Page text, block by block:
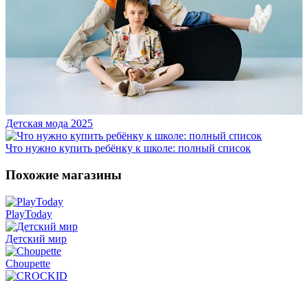
Детская мода 2025
Что нужно купить ребёнку к школе: полный список
Похожие магазины
PlayToday
Детский мир
Choupette